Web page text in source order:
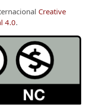
Creative
4.0.